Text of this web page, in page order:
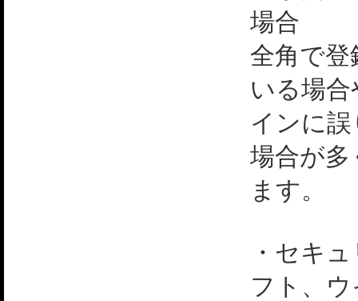
場合
全角で
いる場
インに
場合が
ます。
・セキ
フト、